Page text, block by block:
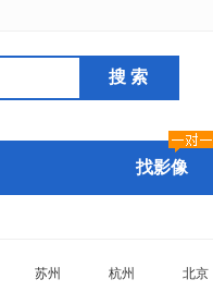
找影像
苏州 杭州 北京